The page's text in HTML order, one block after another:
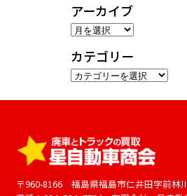
アーカイブ
ア
カ
イ
ブ
カテゴリー
カ
ー
〒960-8166 福島県福島市仁井田字前林